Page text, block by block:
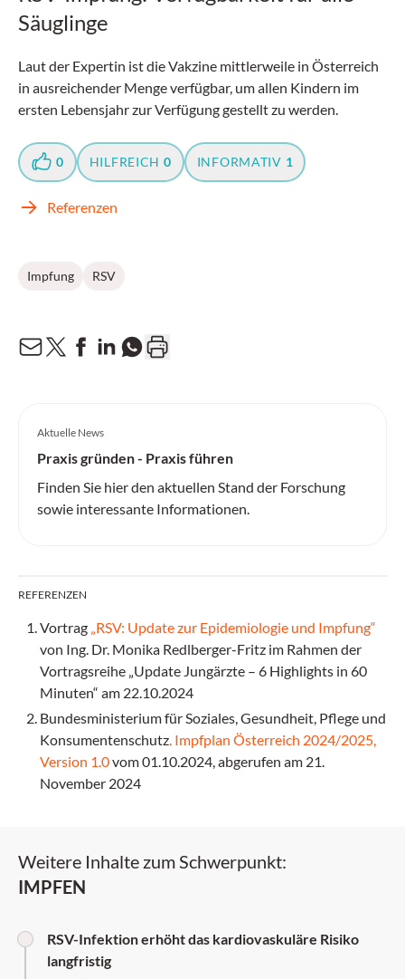
Säuglinge
Laut der Expertin ist die Vakzine mittlerweile in Österreich
in ausreichender Menge verfügbar, um allen Kindern im
ersten Lebensjahr zur Verfügung gestellt zu werden.
0 HILFREICH 0 INFORMATIV 1
Referenzen
Impfung RSV
Aktuelle News
Praxis gründen - Praxis führen
Finden Sie hier den aktuellen Stand der Forschung
sowie interessante Informationen.
REFERENZEN
Vortrag „RSV: Update zur Epidemiologie und Impfung“
von Ing. Dr. Monika Redlberger-Fritz im Rahmen der
Vortragsreihe „Update Jungärzte – 6 Highlights in 60
Minuten“ am 22.10.2024
Bundesministerium für Soziales, Gesundheit, Pflege und
Konsumentenschutz. Impfplan Österreich 2024/2025,
Version 1.0vom 01.10.2024, abgerufen am 21.
November 2024
Weitere Inhalte zum Schwerpunkt:
IMPFEN
RSV-Infektion erhöht das kardiovaskuläre Risiko
langfristig